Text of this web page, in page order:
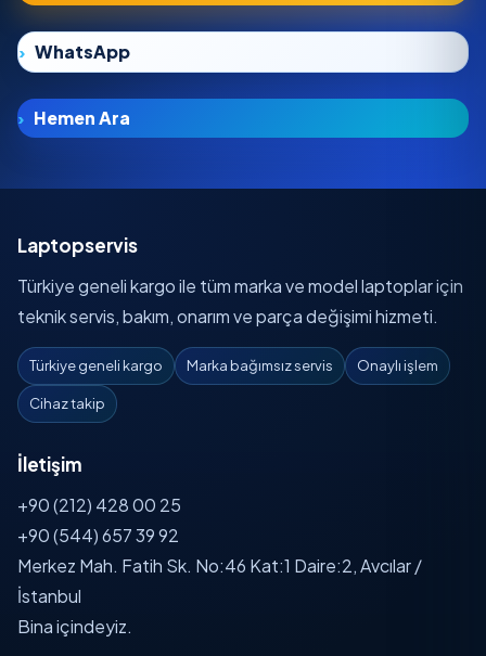
WhatsApp
Hemen Ara
Laptopservis
Türkiye geneli kargo ile tüm marka ve model laptoplar için
teknik servis, bakım, onarım ve parça değişimi hizmeti.
Türkiye geneli kargo Marka bağımsız servis Onaylı işlem
Cihaz takip
İletişim
+90 (212) 428 00 25
+90 (544) 657 39 92
Merkez Mah. Fatih Sk. No:46 Kat:1 Daire:2, Avcılar /
İstanbul
Bina içindeyiz.